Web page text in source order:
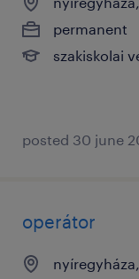
permanent
szakiskolai
posted 30 june
operátor